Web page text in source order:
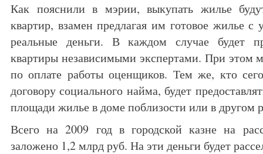
Как пояснили в мэрии, выкупать жилье
квартир, взамен предлагая им готовое жилье
реальные деньги. В каждом случае будет
квартиры независимыми экспертами. При этом
по оплате работы оценщиков. Тем же, кто
договору социального найма, будет
площади жилье в доме поблизости или в другом
Всего на 2009 год в городской казне на
заложено 1,2 млрд руб. На эти деньги будет